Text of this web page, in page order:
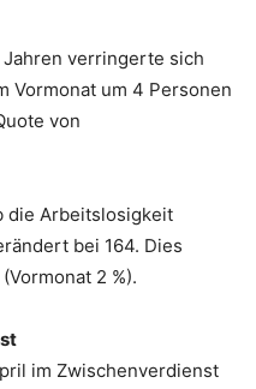
verringerte sich
Vormonat um 4 Personen
von
die Arbeitslosigkeit
bei 164. Dies
2 %).
im Zwischenverdienst